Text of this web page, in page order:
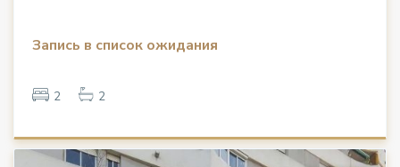
Запись в список ожидания
2 2